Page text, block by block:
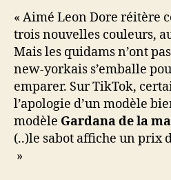
« Aimé Leon Dore réitère
trois nouvelles couleurs,
Mais les quidams n’ont
new-yorkais s’emballe
emparer. Sur TikTok,
l’apologie d’un modèle
modèle Gardana de la
(..)le sabot affiche un prix
»